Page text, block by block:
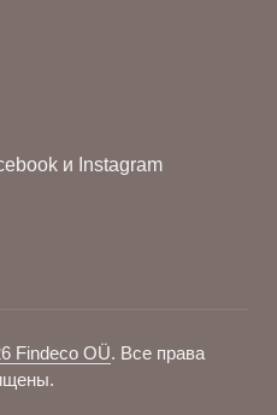
и Instagram
Findeco OÜ. Все права